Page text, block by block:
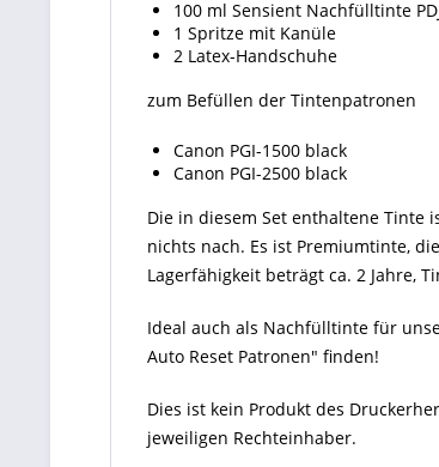
100 ml Sensient Nachfülltinte
1 Spritze mit Kanüle
2 Latex-Handschuhe
zum Befüllen der Tintenpatronen
Canon PGI-1500 black
Canon PGI-2500 black
Die in diesem Set enthaltene Tinte
nichts nach. Es ist Premiumtinte,
Lagerfähigkeit beträgt ca. 2 Jahre,
Ideal auch als Nachfülltinte für
Auto Reset Patronen" finden!
Dies ist kein Produkt des
jeweiligen Rechteinhaber.